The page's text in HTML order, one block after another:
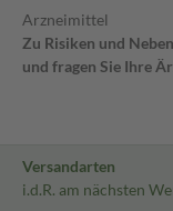
Arzneimittel
Zu Risiken und
und fragen Sie Ihre
Versandarten
i.d.R. am nächsten